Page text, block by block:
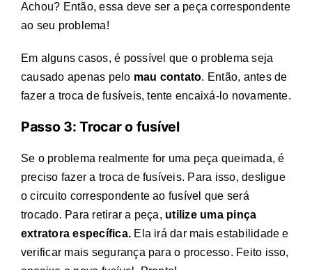
Achou? Então, essa deve ser a peça correspondente
ao seu problema!
Em alguns casos, é possível que o problema seja
causado apenas pelo mau contato. Então, antes de
fazer a troca de fusíveis, tente encaixá-lo novamente.
Passo 3: Trocar o fusível
Se o problema realmente for uma peça queimada, é
preciso fazer a troca de fusíveis. Para isso, desligue
o circuito correspondente ao fusível que será
trocado. Para retirar a peça, utilize uma pinça
extratora específica. Ela irá dar mais estabilidade e
verificar mais segurança para o processo. Feito isso,